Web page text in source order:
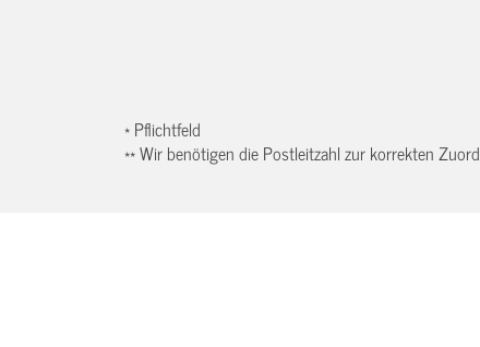
* Pflichtfeld
** Wir benötigen die Postleitzahl zur korrekten